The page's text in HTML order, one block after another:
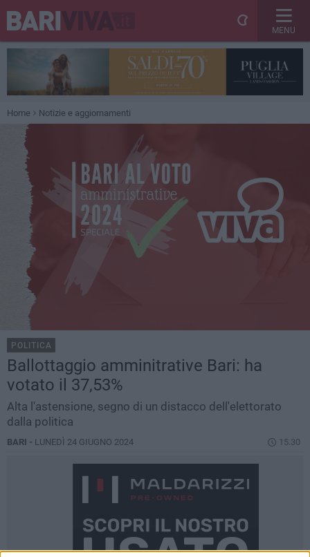
MENU
Home Notizie e aggiornamenti
POLITICA
Ballottaggio amminitrative Bari: ha
votato il 37,53%
Alta l'astensione, segno di un distacco dell'elettorato
dalla politica
BARI - LUNEDÌ 24 GIUGNO 2024 15.30